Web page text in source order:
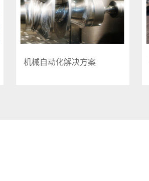
机械自动化解决方案